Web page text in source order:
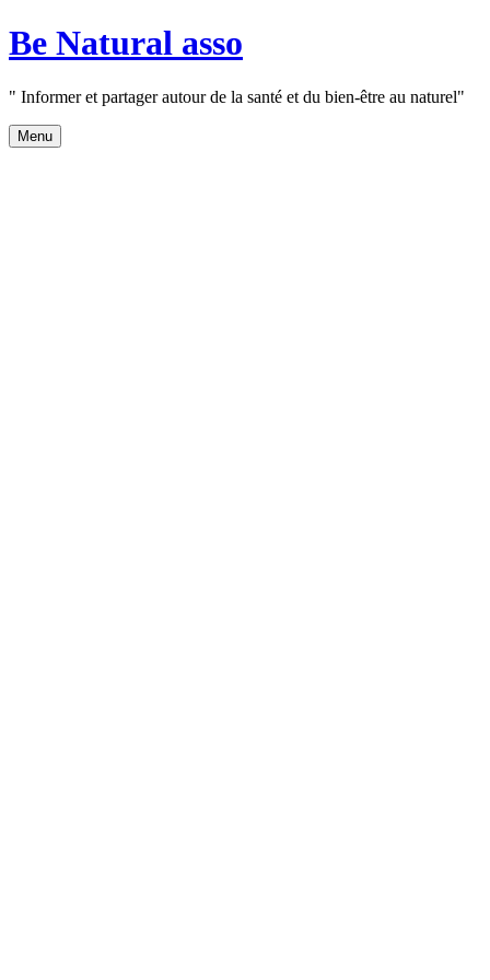
Aller
au
Be Natural asso
" Informer et partager autour de la santé et du bien-être au naturel"
Menu